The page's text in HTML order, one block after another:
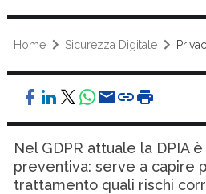
Home Sicurezza Digitale
Nel GDPR attuale la DPIA
preventiva: serve a capire
trattamento quali rischi